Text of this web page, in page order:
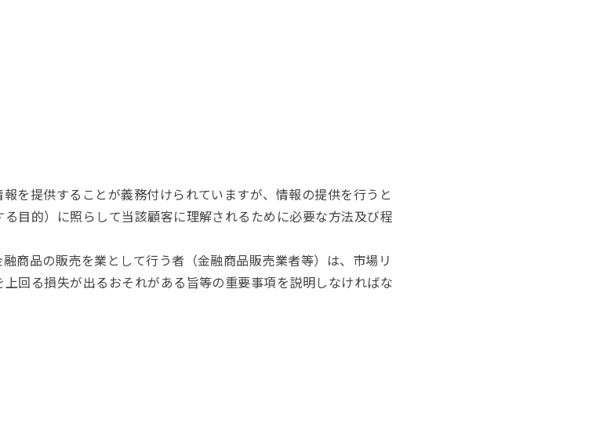
を提供することが義務付けられていますが、情報の提供を行うと
目的）に照らして当該顧客に理解されるために必要な方法及び程
商品の販売を業として行う者（金融商品販売業者等）は、市場リ
回る損失が出るおそれがある旨等の重要事項を説明しなければな